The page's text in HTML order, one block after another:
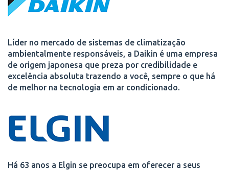
Líder no mercado de sistemas de climatização
ambientalmente responsáveis, a Daikin é uma empresa
de origem japonesa que preza por credibilidade e
excelência absoluta trazendo a você, sempre o que há
de melhor na tecnologia em ar condicionado.
Há 63 anos a Elgin se preocupa em oferecer a seus